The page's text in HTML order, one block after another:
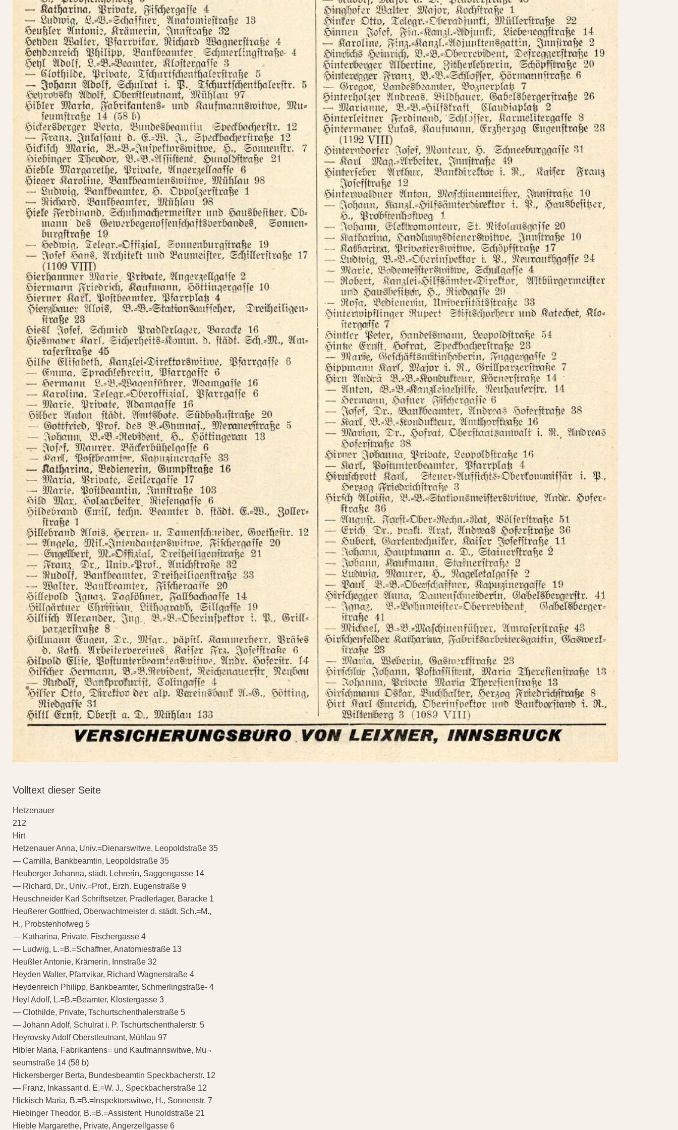
Volltext dieser Seite
Hetzenauer
212
Hirt
Hetzenauer Anna, Univ.=Dienarswitwe, Leopoldstraße 35
— Camilla, Bankbeamtin, Leopoldstraße 35
Heuberger Johanna, städt. Lehrerin, Saggengasse 14
— Richard, Dr., Univ.=Prof., Erzh. Eugenstraße 9
Heuschneider Karl Schriftsetzer, Pradlerlager, Baracke 1
Heußerer Gottfried, Oberwachtmeister d. städt. Sch.=M.,
H., Probstenhofweg 5
— Katharina, Private, Fischergasse 4
— Ludwig, L.=B.=Schaffner, Anatomiestraße 13
Heußler Antonie, Krämerin, Innstraße 32
Heyden Walter, Pfarrvikar, Richard Wagnerstraße 4
Heydenreich Philipp, Bankbeamter, Schmerlingstraße- 4
Heyl Adolf, L.=B.=Beamter, Klostergasse 3
— Clothilde, Private, Tschurtschenthalerstraße 5
— Johann Adolf, Schulrat i. P. Tschurtschenthalerstr. 5
Heyrovsky Adolf Oberstleutnant, Mühlau 97
Hibler Maria, Fabrikantens= und Kaufmannswitwe, Mu¬
seumstraße 14 (58 b)
Hickersberger Berta, Bundesbeamtin Speckbacherstr. 12
— Franz, Inkassant d. E.=W. J., Speckbacherstraße 12
Hickisch Maria, B.=B.=Inspektorswitwe, H., Sonnenstr. 7
Hiebinger Theodor, B.=B.=Assistent, Hunoldstraße 21
Hieble Margarethe, Private, Angerzellgasse 6